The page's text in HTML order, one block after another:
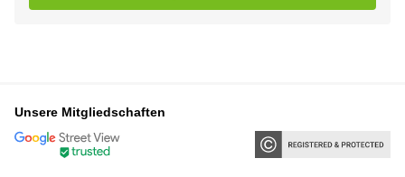
Unsere Mitgliedschaften